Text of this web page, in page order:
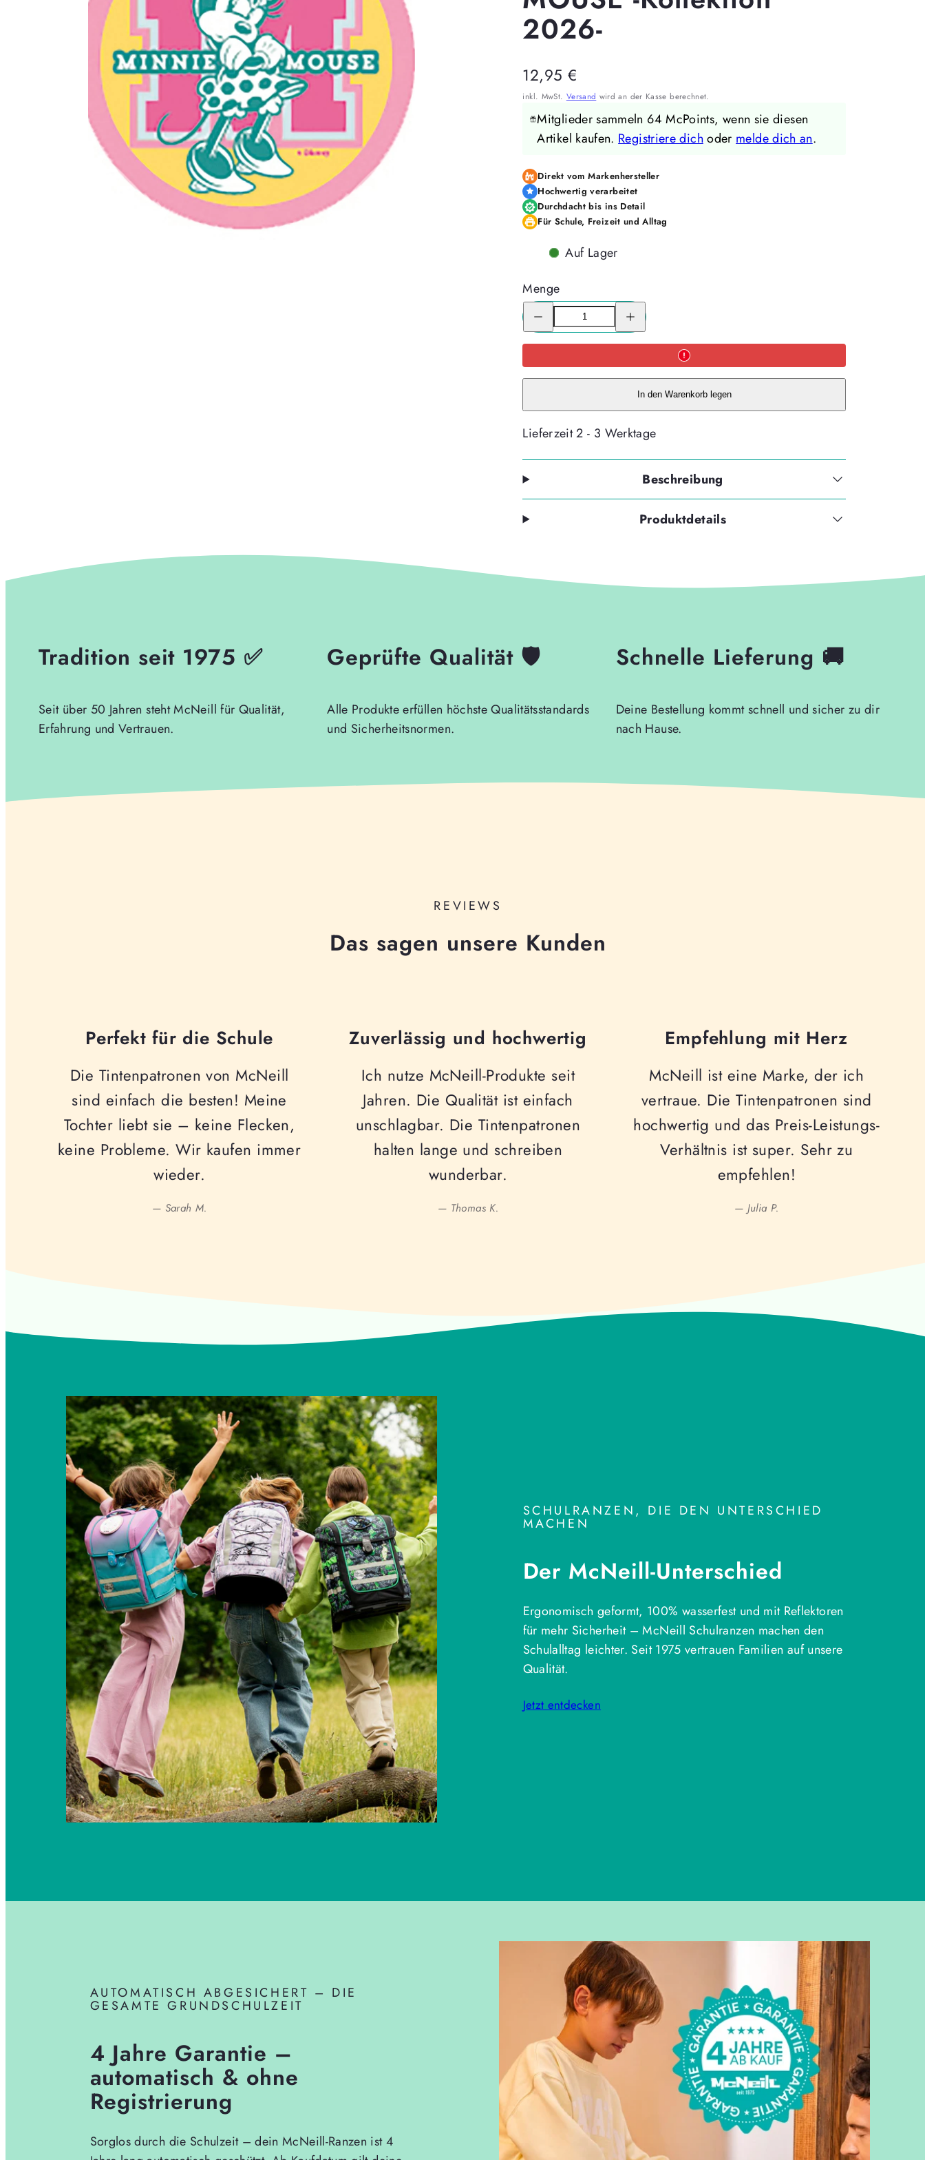
2026-
Regulärer
Preis
12,95 €
inkl. MwSt. Versand wird an der Kasse berechnet.
Mitglieder sammeln 64 McPoints, wenn sie diesen
Artikel kaufen. Registriere dich oder melde dich an.
Direkt vom Markenhersteller
Hochwertig verarbeitet
Durchdacht bis ins Detail
Für Schule, Freizeit und Alltag
Auf Lager
Menge
Menge
für
McNeill
MINNIE
MOUSE
2026-
für
McNeill
MINNIE
MOUSE
Kollektion
2026-
In den Warenkorb legen
Lieferzeit 2 - 3 Werktage
Beschreibung
Produktdetails
Tradition seit 1975 ✅
Seit über 50 Jahren steht McNeill für Qualität,
Erfahrung und Vertrauen.
Geprüfte Qualität 🛡️
Alle Produkte erfüllen höchste Qualitätsstandards
und Sicherheitsnormen.
Schnelle Lieferung 🚚
Deine Bestellung kommt schnell und sicher zu dir
nach Hause.
REVIEWS
Das sagen unsere Kunden
Perfekt für die Schule
Die Tintenpatronen von McNeill
sind einfach die besten! Meine
Tochter liebt sie – keine Flecken,
keine Probleme. Wir kaufen immer
wieder.
— Sarah M.
Zuverlässig und hochwertig
Ich nutze McNeill-Produkte seit
Jahren. Die Qualität ist einfach
unschlagbar. Die Tintenpatronen
halten lange und schreiben
wunderbar.
— Thomas K.
Empfehlung mit Herz
McNeill ist eine Marke, der ich
vertraue. Die Tintenpatronen sind
hochwertig und das Preis-Leistungs-
Verhältnis ist super. Sehr zu
empfehlen!
— Julia P.
SCHULRANZEN, DIE DEN UNTERSCHIED
MACHEN
Der McNeill-Unterschied
Ergonomisch geformt, 100% wasserfest und mit Reflektoren
für mehr Sicherheit – McNeill Schulranzen machen den
Schulalltag leichter. Seit 1975 vertrauen Familien auf unsere
Qualität.
Jetzt entdecken
AUTOMATISCH ABGESICHERT – DIE
GESAMTE GRUNDSCHULZEIT
4 Jahre Garantie –
automatisch & ohne
Registrierung
Sorglos durch die Schulzeit – dein McNeill-Ranzen ist 4